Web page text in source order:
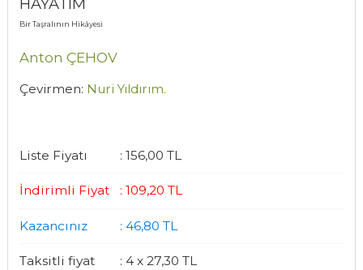
Bir Taşralının Hikâyesi
Anton ÇEHOV
Çevirmen: Nuri Yıldırım.
Liste Fiyatı : 156,00 TL
İndirimli Fiyat : 109,20 TL
Kazancınız : 46,80 TL
Taksitli fiyat : 4 x 27,30 TL